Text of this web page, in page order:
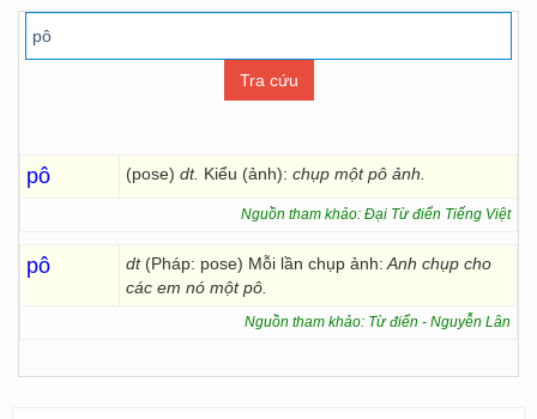
pô (pose) dt. Kiểu (ảnh): chụp một pô ảnh.
Nguồn tham khảo: Đại Từ điển Tiếng Việt
pô dt (Pháp: pose) Mỗi lần chụp ảnh: Anh chụp cho
các em nó một pô.
Nguồn tham khảo: Từ điển - Nguyễn Lân